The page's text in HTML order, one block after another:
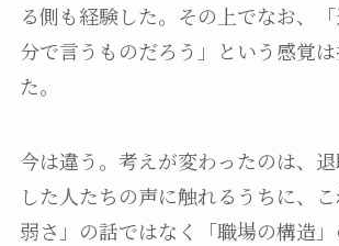
る側も経験した。その上でなお、
分で言うものだろう」という感覚
た。
今は違う。考えが変わったのは、
した人たちの声に触れるうちに、
弱さ」の話ではなく「職場の構造